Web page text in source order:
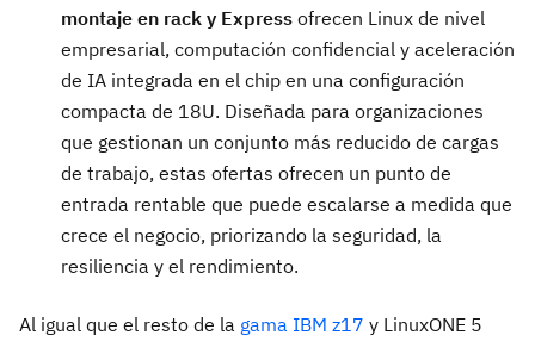
montaje en rack y Express ofrecen Linux de nivel
empresarial, computación confidencial y aceleración
de IA integrada en el chip en una configuración
compacta de 18U. Diseñada para organizaciones
que gestionan un conjunto más reducido de cargas
de trabajo, estas ofertas ofrecen un punto de
entrada rentable que puede escalarse a medida que
crece el negocio, priorizando la seguridad, la
resiliencia y el rendimiento.
Al igual que el resto de la gama IBM z17 y LinuxONE 5